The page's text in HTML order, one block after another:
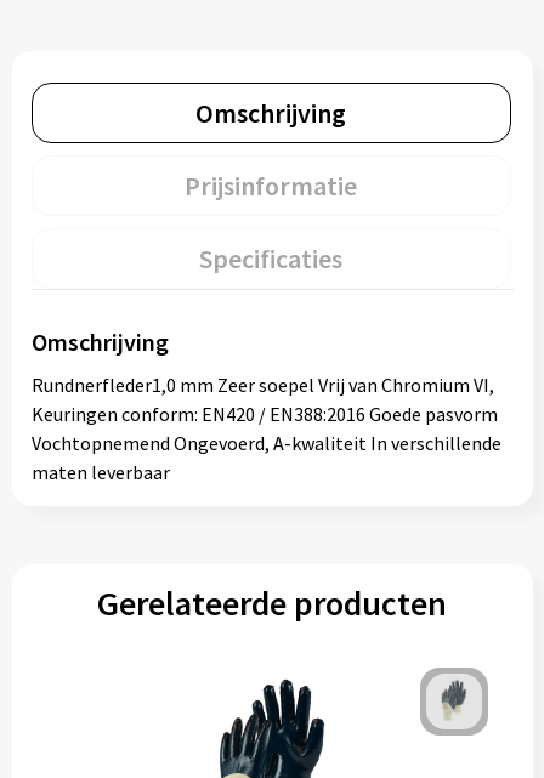
Omschrijving
Prijsinformatie
Specificaties
Omschrijving
Rundnerfleder1,0 mm Zeer soepel Vrij van Chromium VI,
Keuringen conform: EN420 / EN388:2016 Goede pasvorm
Vochtopnemend Ongevoerd, A-kwaliteit In verschillende
maten leverbaar
Gerelateerde producten